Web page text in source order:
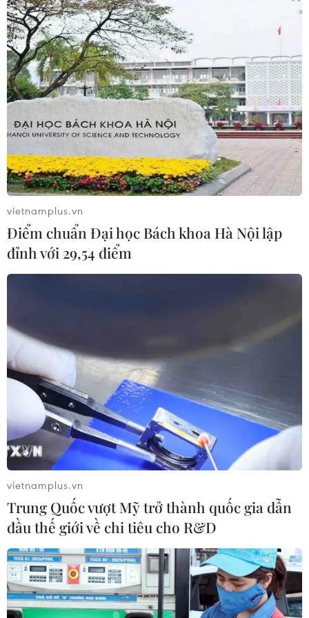
vietnamplus.vn
Điểm chuẩn Đại học Bách khoa Hà Nội lập
đỉnh với 29,54 điểm
vietnamplus.vn
Trung Quốc vượt Mỹ trở thành quốc gia dẫn
đầu thế giới về chi tiêu cho R&D